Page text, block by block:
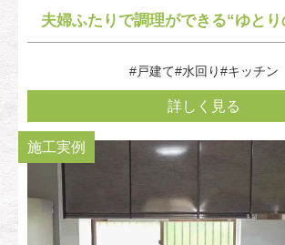
夫婦ふたりで調理ができる“ゆと
#戸建て#水回り#キッチン
詳しく見る
施工実例